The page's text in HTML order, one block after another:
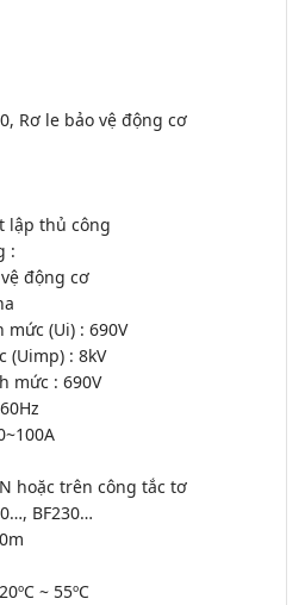
Rơ le bảo vệ động cơ
lập thủ công
:
động cơ
(Ui) : 690V
(Uimp) : 8kV
mức : 690V
hoặc trên công tắc tơ
BF230…
~ 55ºC